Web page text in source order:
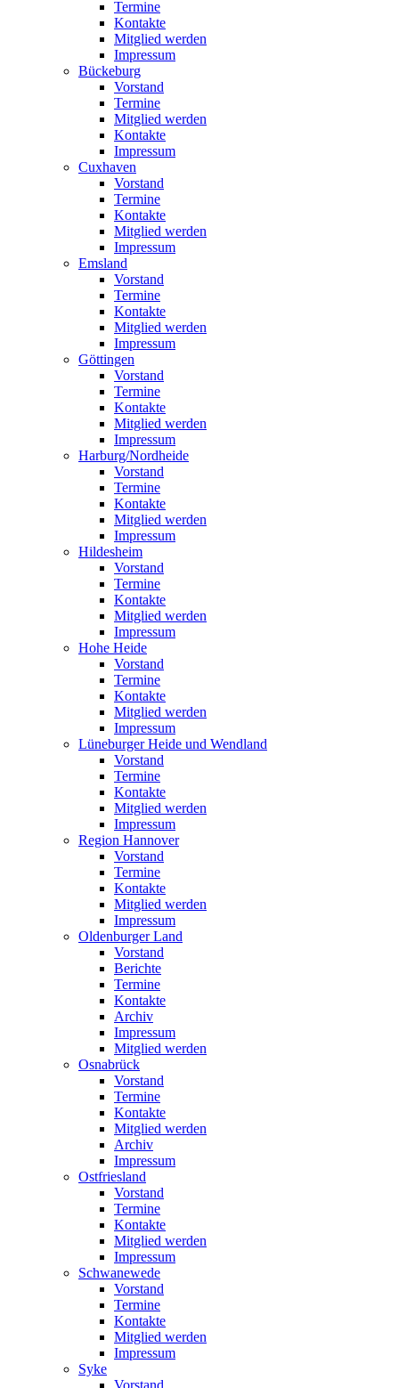
Termine
Kontakte
Mitglied werden
Impressum
Bückeburg
Vorstand
Termine
Mitglied werden
Kontakte
Impressum
Cuxhaven
Vorstand
Termine
Kontakte
Mitglied werden
Impressum
Emsland
Vorstand
Termine
Kontakte
Mitglied werden
Impressum
Göttingen
Vorstand
Termine
Kontakte
Mitglied werden
Impressum
Harburg/Nordheide
Vorstand
Termine
Kontakte
Mitglied werden
Impressum
Hildesheim
Vorstand
Termine
Kontakte
Mitglied werden
Impressum
Hohe Heide
Vorstand
Termine
Kontakte
Mitglied werden
Impressum
Lüneburger Heide und Wendland
Vorstand
Termine
Kontakte
Mitglied werden
Impressum
Region Hannover
Vorstand
Termine
Kontakte
Mitglied werden
Impressum
Oldenburger Land
Vorstand
Berichte
Termine
Kontakte
Archiv
Impressum
Mitglied werden
Osnabrück
Vorstand
Termine
Kontakte
Mitglied werden
Archiv
Impressum
Ostfriesland
Vorstand
Termine
Kontakte
Mitglied werden
Impressum
Schwanewede
Vorstand
Termine
Kontakte
Mitglied werden
Impressum
Syke
Vorstand